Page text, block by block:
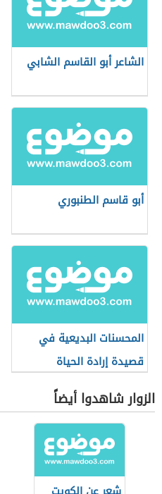
الشاعر أبو القاسم الشابي
أبو قاسم الطنبوري
المحسنات البديعية في
قصيدة إرادة الحياة
الزوار شاهدوا أيضاً